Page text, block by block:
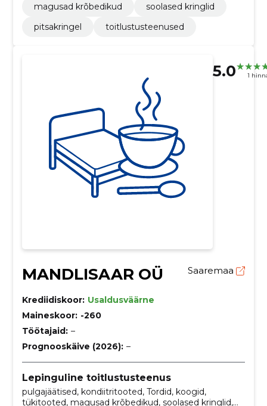
magusad krõbedikud
soolased kringlid
pitsakringel
toitlustusteenused
5.0 1
MANDLISAAR OÜ Saaremaa
Krediidiskoor: Usaldusväärne
Maineskoor: -260
Töötajaid: –
Prognooskäive (2026): –
Lepinguline toitlustusteenus
pulgajäätised, kondiitritooted, Tordid, koogid,
tükitooted, magusad krõbedikud, soolased kringlid,